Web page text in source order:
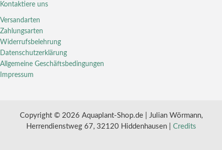
Kontaktiere uns
Versandarten
Zahlungsarten
Widerrufsbelehrung
Datenschutzerklärung
Allgemeine Geschäftsbedingungen
Impressum
Copyright © 2026 Aquaplant-Shop.de | Julian Wörmann,
Herrendienstweg 67, 32120 Hiddenhausen | Credits